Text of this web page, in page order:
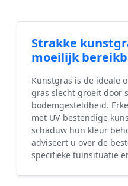
Strakke
moeilijk
Kunstgras is de ideale
gras slecht groeit door
bodemgesteldheid.
met UV-bestendige
schaduw hun kleur
adviseert u over de
specifieke tuinsituatie